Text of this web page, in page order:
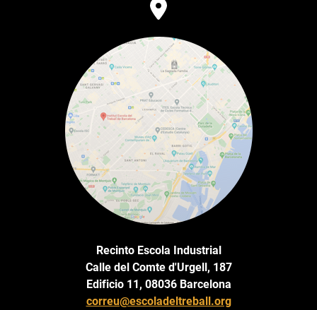
Recinto Escola Industrial
Calle del Comte d'Urgell, 187
Edificio 11, 08036 Barcelona
correu@escoladeltreball.org